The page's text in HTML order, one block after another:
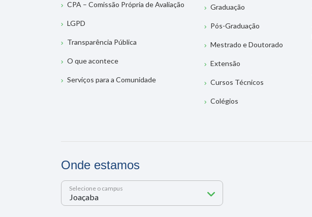
CPA – Comissão Própria de Avaliação
LGPD
Transparência Pública
O que acontece
Serviços para a Comunidade
Graduação
Pós-Graduação
Mestrado e Doutorado
Extensão
Cursos Técnicos
Colégios
Onde estamos
Selecione o campus